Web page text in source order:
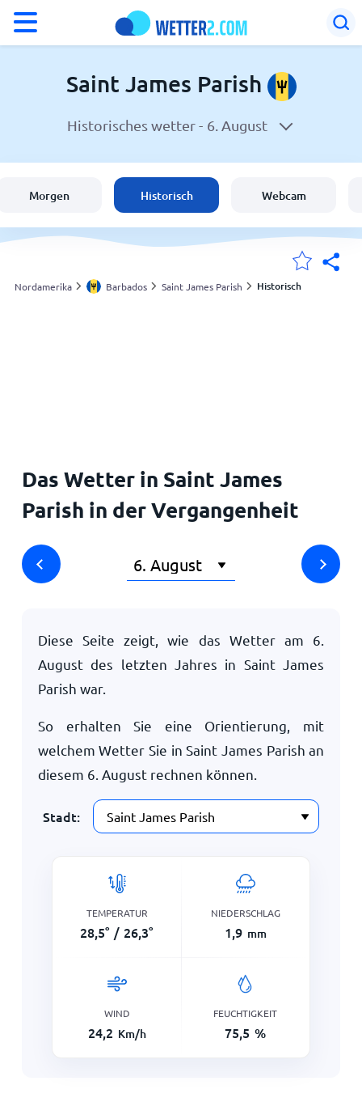
Wetter in Saint James Parish
Schweiz
Deutschland
Saint James Parish
Historisches wetter - 6. August
Morgen Historisch Webcam
Nordamerika Barbados Saint James Parish Historisch
Das Wetter in Saint James
Parish in der Vergangenheit
Diese Seite zeigt, wie das Wetter am 6.
Augustdes letzten Jahres in Saint James
Parish war.
So erhalten Sie eine Orientierung, mit
welchem Wetter Sie in Saint James Parish an
diesem 6. Augustrechnen können.
Stadt:
TEMPERATUR
28,5° / 26,3°
NIEDERSCHLAG
1,9 mm
WIND
24,2 Km/h
FEUCHTIGKEIT
75,5 %